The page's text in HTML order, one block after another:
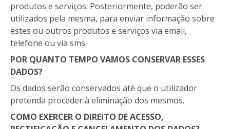
produtos e serviços. Posteriormente, poderão ser
utilizados pela mesma, para enviar informação sobre
estes ou outros produtos e serviços via email,
telefone ou via sms.
POR QUANTO TEMPO VAMOS CONSERVAR ESSES
DADOS?
Os dados serão conservados até que o utilizador
pretenda proceder à eliminação dos mesmos.
COMO EXERCER O DIREITO DE ACESSO,